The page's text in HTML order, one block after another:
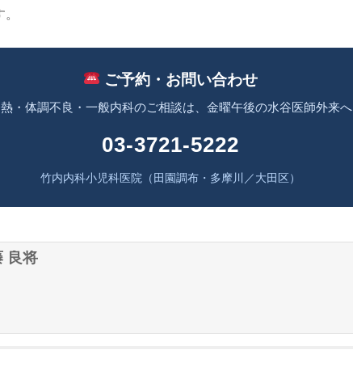
ご予約・お問い合わせ
・体調不良・一般内科のご相談は、金曜午後の水谷医師外来へ
03-3721-5222
竹内内科小児科医院（田園調布・多摩川／大田区）
良将